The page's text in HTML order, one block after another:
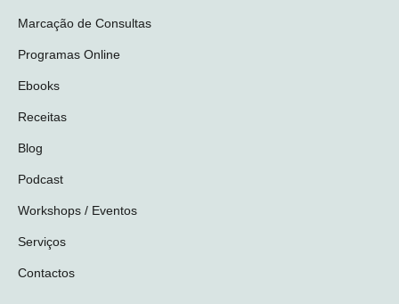
Marcação de Consultas
Programas Online
Ebooks
Receitas
Blog
Podcast
Workshops / Eventos
Serviços
Contactos